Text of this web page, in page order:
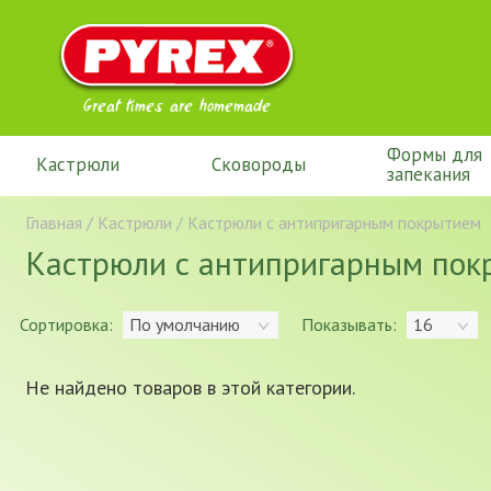
Great times are homemade
Кастрюли Сковороды
Формы для
запекания
Главная / Кастрюли / Кастрюли с антипригарным покрытием
Кастрюли с антипригарным
Сортировка: По умолчанию Показывать: 16
Не найдено товаров в этой категории.